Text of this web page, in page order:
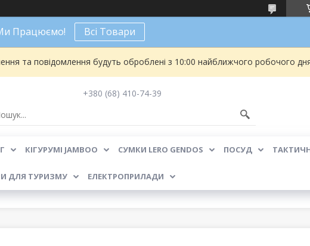
Працюємо! Всі Товари
та повідомлення будуть оброблені з 10:00 найближчого робочого
+380 (68) 410-74-39
КІГУРУМІ JAMBOO СУМКИ LERO GENDOS ПОСУД
ДЛЯ ТУРИЗМУ ЕЛЕКТРОПРИЛАДИ